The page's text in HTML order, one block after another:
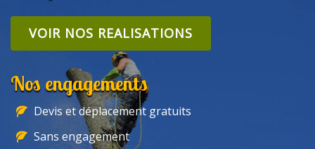
VOIR NOS REALISATIONS
Nos engagements
Devis et déplacement gratuits
Sans engagement